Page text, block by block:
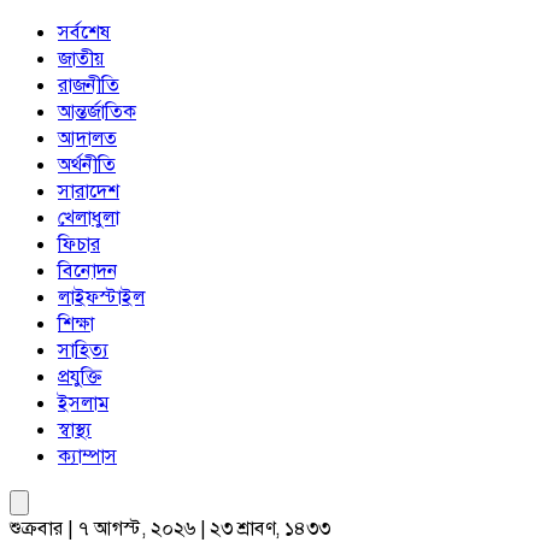
সর্বশেষ
জাতীয়
রাজনীতি
আন্তর্জাতিক
আদালত
অর্থনীতি
সারাদেশ
খেলাধুলা
ফিচার
বিনোদন
লাইফস্টাইল
শিক্ষা
সাহিত্য
প্রযুক্তি
ইসলাম
স্বাস্থ্য
ক্যাম্পাস
শুক্রবার | ৭ আগস্ট, ২০২৬ | ২৩ শ্রাবণ, ১৪৩৩